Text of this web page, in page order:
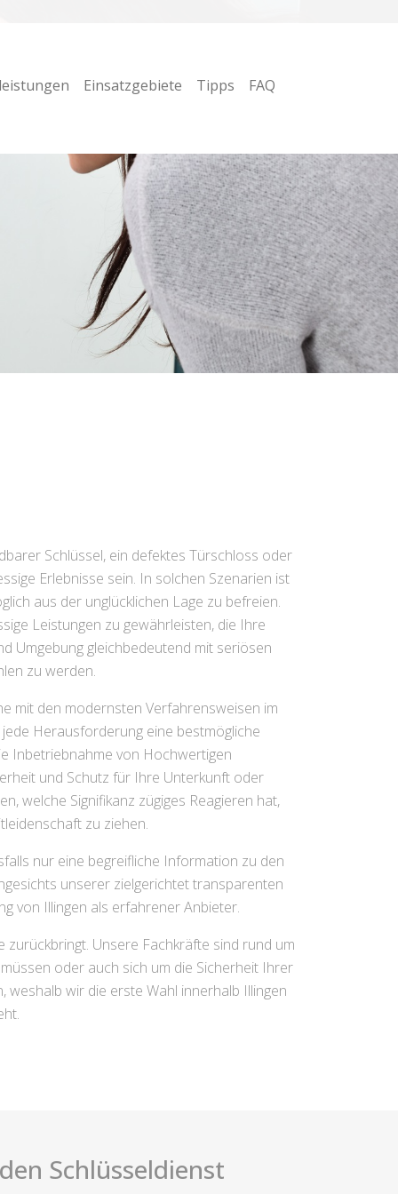
Einsatzgebiete Tipps FAQ
Schlüssel, ein defektes Türschloss oder
Erlebnisse sein. In solchen Szenarien ist
aus der unglücklichen Lage zu befreien.
Leistungen zu gewährleisten, die Ihre
Umgebung gleichbedeutend mit seriösen
zu werden.
mit den modernsten Verfahrensweisen im
Herausforderung eine bestmögliche
Inbetriebnahme von Hochwertigen
und Schutz für Ihre Unterkunft oder
welche Signifikanz zügiges Reagieren hat,
zu ziehen.
nur eine begreifliche Information zu den
unserer zielgerichtet transparenten
von Illingen als erfahrener Anbieter.
zurückbringt. Unsere Fachkräfte sind rund um
oder auch sich um die Sicherheit Ihrer
wir die erste Wahl innerhalb Illingen
Schlüsseldienst